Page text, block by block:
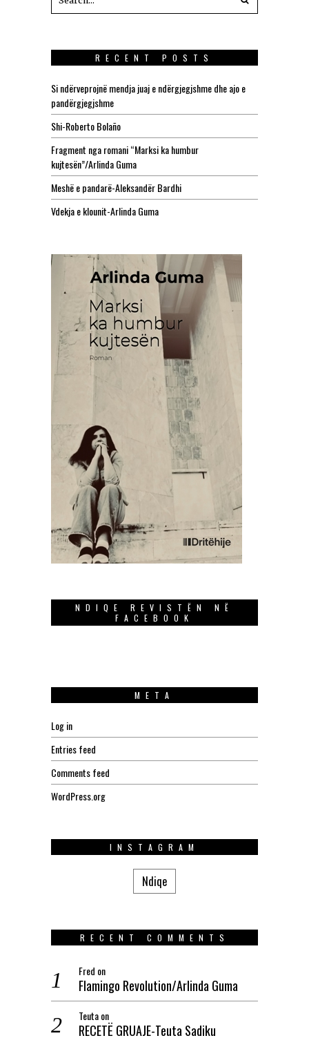
RECENT POSTS
Si ndërveprojnë mendja juaj e ndërgjegjshme dhe ajo e
pandërgjegjshme
Shi-Roberto Bolaño
Fragment nga romani “Marksi ka humbur
kujtesën”/Arlinda Guma
Meshë e pandarë-Aleksandër Bardhi
Vdekja e klounit-Arlinda Guma
NDIQE REVISTËN NË
FACEBOOK
META
Log in
Entries feed
Comments feed
WordPress.org
INSTAGRAM
Ndiqe
RECENT COMMENTS
Fred on
Flamingo Revolution/Arlinda Guma
Teutaon
RECETË GRUAJE-Teuta Sadiku